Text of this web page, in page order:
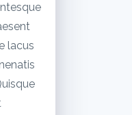
lacus